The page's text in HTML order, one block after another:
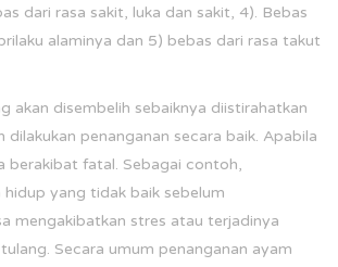
dari rasa sakit, luka dan sakit, 4). Bebas
alaminya dan 5) bebas dari rasa takut
akan disembelih sebaiknya diistirahatkan
dilakukan penanganan secara baik. Apabila
berakibat fatal. Sebagai contoh,
hidup yang tidak baik sebelum
mengakibatkan stres atau terjadinya
Secara umum penanganan ayam